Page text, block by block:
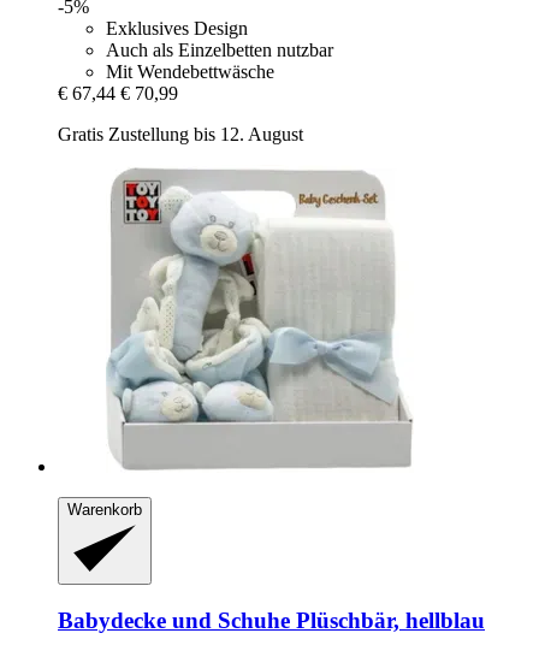
-5%
Exklusives Design
Auch als Einzelbetten nutzbar
Mit Wendebettwäsche
€ 67,44 € 70,99
Gratis Zustellung bis 12. August
Warenkorb
Babydecke und Schuhe Plüschbär, hellblau